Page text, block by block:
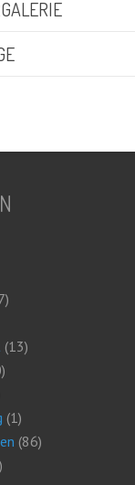
(13)
(1)
(86)